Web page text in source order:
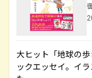
大ヒット「地球の
ックエッセイ。イ